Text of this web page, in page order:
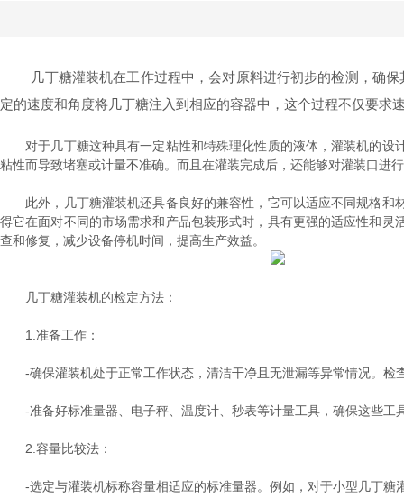
几丁糖灌装机在工作过程中，会对原料进行初步的检测，确保
定的速度和角度将几丁糖注入到相应的容器中，这个过程不仅要
对于几丁糖这种具有一定粘性和特殊理化性质的液体，灌装机的设
粘性而导致堵塞或计量不准确。而且在灌装完成后，还能够对灌装口进
此外，几丁糖灌装机还具备良好的兼容性，它可以适应不同规格和
得它在面对不同的市场需求和产品包装形式时，具有更强的适应性和
查和修复，减少设备停机时间，提高生产效益。
几丁糖灌装机的检定方法：
1.准备工作：
-确保灌装机处于正常工作状态，清洁干净且无泄漏等异常情况。检
-准备好标准量器、电子秤、温度计、秒表等计量工具，确保这些工
2.容量比较法：
-选定与灌装机标称容量相适应的标准量器。例如，对于小型几丁糖